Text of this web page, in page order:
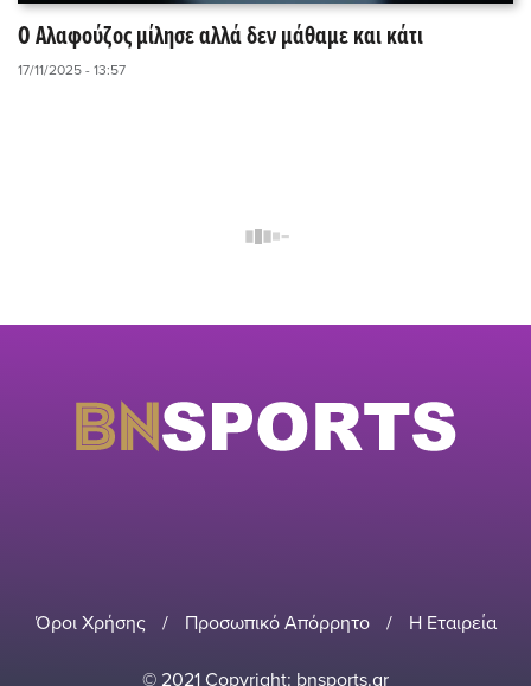
Ο Αλαφούζος μίλησε αλλά δεν μάθαμε και κάτι
17/11/2025 - 13:57
Όροι Χρήσης / Προσωπικό Απόρρητο / Η Εταιρεία
© 2021 Copyright: bnsports.gr